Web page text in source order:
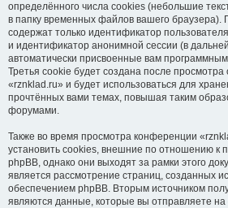
определённого числа cookies (небольшие
в папку временных файлов вашего браузера).
содержат только идентификатор
и идентификатор анонимной сессии (в
автоматически присвоенные вам
Третья cookie будет создана после
«rznklad.ru» и будет использоваться для
прочтённых вами темах, повышая таким
форумами.
Также во время просмотра конференции
установить cookies, внешние по отношению к
phpBB, однако они выходят за рамки этого
является рассмотрение страниц, созданных
обеспечением phpBB. Вторым источником
являются данные, которые вы отправляете